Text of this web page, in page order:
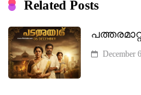
Related Posts
പത്തരമാറ്റ്
December